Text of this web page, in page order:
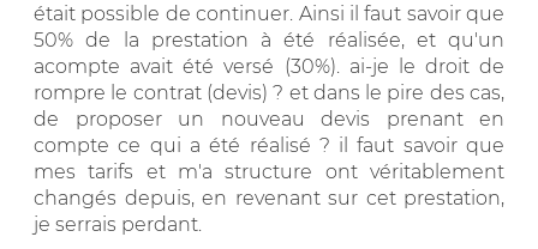
était possible de continuer. Ainsi il faut savoir que
50% de la prestation à été réalisée, et qu'un
acompte avait été versé (30%). ai-je le droit de
rompre le contrat (devis) ? et dans le pire des cas,
de proposer un nouveau devis prenant en
compte ce qui a été réalisé ? il faut savoir que
mes tarifs et m'a structure ont véritablement
changés depuis, en revenant sur cet prestation,
je serrais perdant.